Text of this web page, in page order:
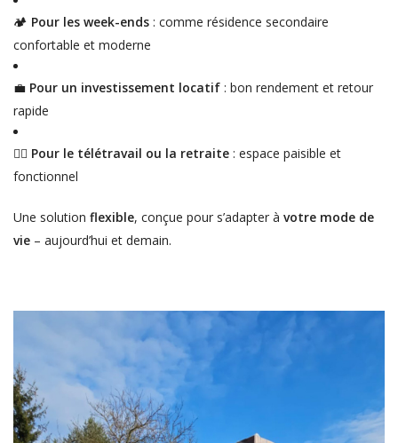
🏕️ Pour les week-ends: comme résidence secondaire
confortable et moderne
💼 Pour un investissement locatif: bon rendement et retour
rapide
🧘‍♂️ Pour le télétravail ou la retraite: espace paisible et
fonctionnel
Une solution flexible, conçue pour s’adapter à votre mode de
vie– aujourd’hui et demain.